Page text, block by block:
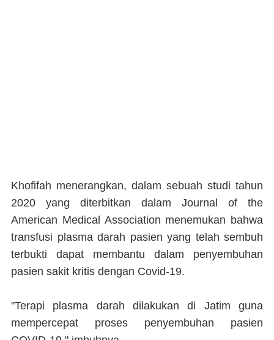
Khofifah menerangkan, dalam sebuah studi tahun
2020 yang diterbitkan dalam Journal of the
American Medical Association menemukan bahwa
transfusi plasma darah pasien yang telah sembuh
terbukti dapat membantu dalam penyembuhan
pasien sakit kritis dengan Covid-19.
"Terapi plasma darah dilakukan di Jatim guna
mempercepat proses penyembuhan pasien